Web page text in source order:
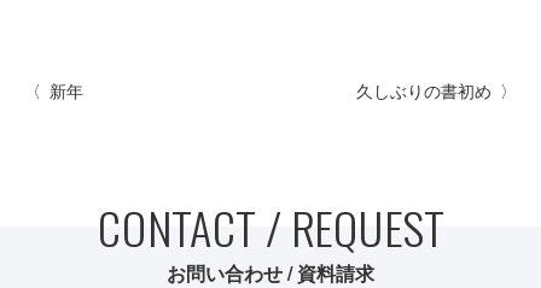
新年 久しぶりの書初め
CONTACT / REQUEST
お問い合わせ / 資料請求